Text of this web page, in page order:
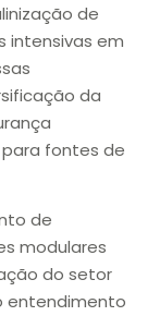
de
intensivas em
da
fontes de
de
modulares
do setor
entendimento